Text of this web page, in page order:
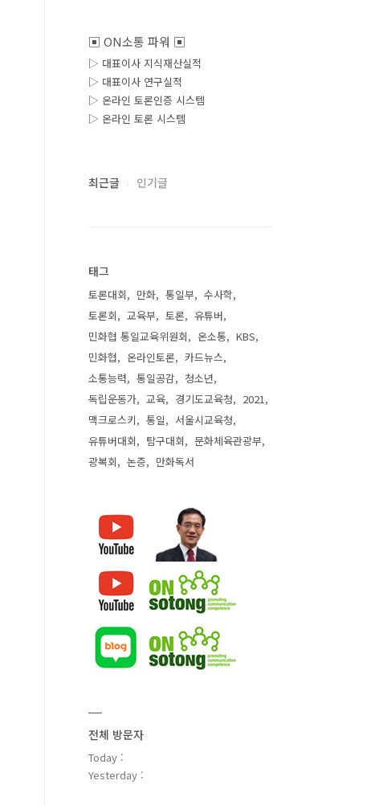
▣ ON소통 파워 ▣
▷ 대표이사 지식재산실적
▷ 대표이사 연구실적
▷ 온라인 토론인증 시스템
▷ 온라인 토론 시스템
최근글 인기글
태그
토론대회 만화 통일부
수사학
토론회
교육부 토론
유튜버
민화협 통일교육위원회
온소통
KBS
민화협
온라인토론
카드뉴스
소통능력
통일공감
청소년
독립운동가
교육 경기도교육청
2021
맥크로스키
통일
서울시교육청
유튜버대회
탐구대회
문화체육관광부
광복회
논증 만화독서
전체 방문자
Today :
Yesterday :